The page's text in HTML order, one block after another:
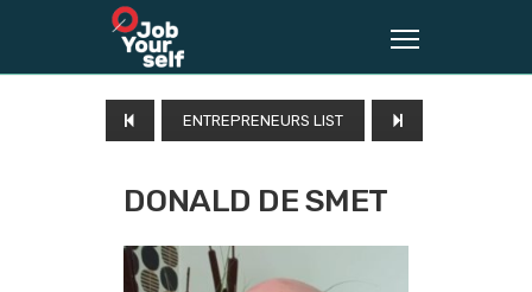
ENTREPRENEURS LIST
DONALD DE SMET